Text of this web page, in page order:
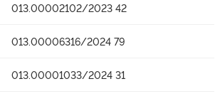
013.00002102/2023 42
013.00006316/2024 79
013.00001033/2024 31